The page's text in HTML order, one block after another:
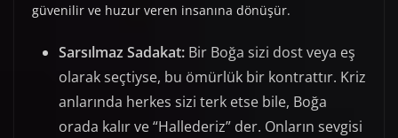
güvenilir ve huzur veren insanına dönüşür.
Sarsılmaz Sadakat: Bir Boğa sizi dost veya eş
olarak seçtiyse, bu ömürlük bir kontrattır. Kriz
anlarında herkes sizi terk etse bile, Boğa
orada kalır ve “Hallederiz” der. Onların sevgisi